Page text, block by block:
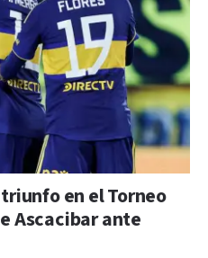
en el Torneo
Ascacibar ante